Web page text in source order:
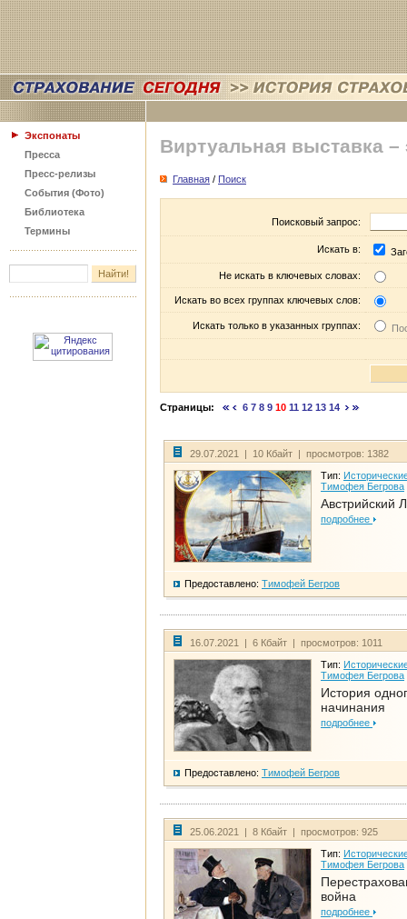
Экспонаты
Пресса
Пресс-релизы
События (Фото)
Библиотека
Термины
Виртуальная выставка –
Главная / Поиск
Поисковый запрос:
Искать в:
Не искать в ключевых словах:
Искать во всех группах ключевых слов:
Искать только в указанных группах:
Страницы: 6 7 8 9 10 11 12 13 14
29.07.2021 | 10 Кбайт | просмотров: 1382
Тип:
Тимофея Бегрова
Австрийский
подробнее
Предоставлено: Тимофей Бегров
16.07.2021 | 6 Кбайт | просмотров: 1011
Тип:
Тимофея Бегрова
История
начинания
подробнее
Предоставлено: Тимофей Бегров
25.06.2021 | 8 Кбайт | просмотров: 925
Тип:
Тимофея Бегрова
война
подробнее